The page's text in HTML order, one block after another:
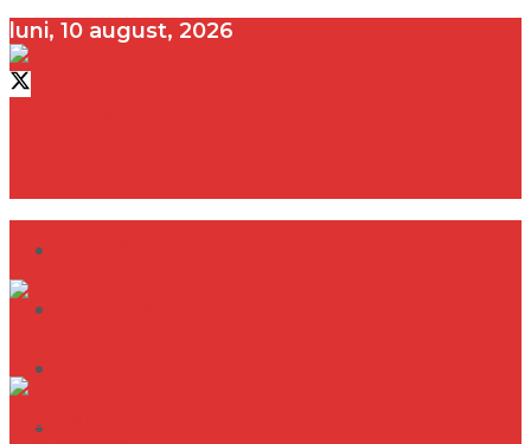
luni, 10 august, 2026